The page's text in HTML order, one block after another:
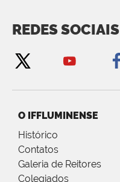
REDES SOCIAIS
O IFFLUMINENSE
Histórico
Contatos
Galeria de Reitores
Colegiados